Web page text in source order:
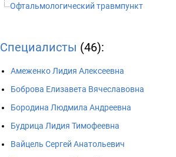
Офтальмологический травмпункт
Специалисты (46):
Амеженко Лидия Алексеевна
Боброва Елизавета Вячеславовна
Бородина Людмила Андреевна
Будрица Лидия Тимофеевна
Вайцель Сергей Анатольевич